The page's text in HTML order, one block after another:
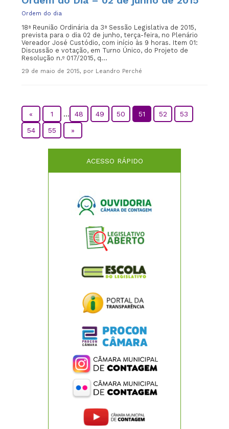
Ordem do dia
18ª Reunião Ordinária da 3ª Sessão Legislativa de 2015,
prevista para o dia 02 de junho, terça-feira, no Plenário
Vereador José Custódio, com início às 9 horas. Item 01:
Discussão e votação, em Turno Único, do Projeto de
Resolução n.º 017/2015, q...
29 de maio de 2015, por Leandro Perché
« 1 ... 48 49 50 51 52
53
54
55 »
ACESSO RÁPIDO